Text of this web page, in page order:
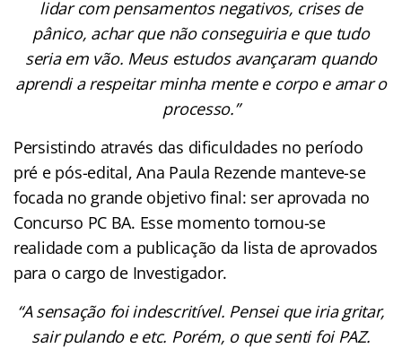
lidar com pensamentos negativos, crises de
pânico, achar que não conseguiria e que tudo
seria em vão. Meus estudos avançaram quando
aprendi a respeitar minha mente e corpo e amar o
processo.”
Persistindo através das dificuldades no período
pré e pós-edital, Ana Paula Rezende manteve-se
focada no grande objetivo final: ser aprovada no
Concurso PC BA. Esse momento tornou-se
realidade com a publicação da lista de aprovados
para o cargo de Investigador.
“A sensação foi indescritível. Pensei que iria gritar,
sair pulando e etc. Porém, o que senti foi PAZ.